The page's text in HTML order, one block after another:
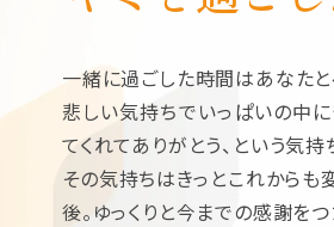
一緒に過ごした時間はあなたと
悲しい気持ちでいっぱいの中に
てくれてありがとう、という気持
その気持ちはきっとこれから
後。ゆっくりと今までの感謝を